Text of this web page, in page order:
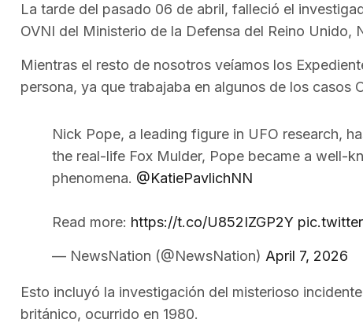
La tarde del pasado 06 de abril, falleció el
OVNI del Ministerio de la Defensa del Reino Unido,
Mientras el resto de nosotros veíamos los
persona, ya que trabajaba en algunos de los casos
Nick Pope, a leading figure in UFO research,
the real-life Fox Mulder, Pope became a well-
phenomena. @KatiePavlichNN
Read more: https://t.co/U852IZGP2Y
— NewsNation (@NewsNation) April 7, 2026
Esto incluyó la investigación del misterioso
británico, ocurrido en 1980.